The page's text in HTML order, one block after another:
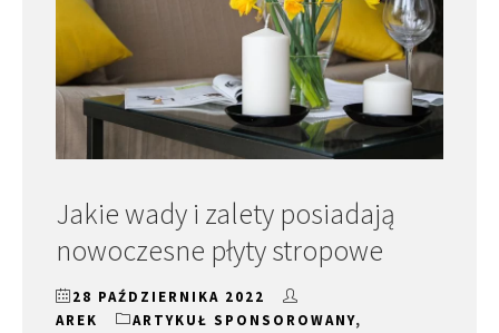
Jakie wady i zalety posiadają
nowoczesne płyty stropowe
28 PAŹDZIERNIKA 2022
AREK
ARTYKUŁ SPONSOROWANY,